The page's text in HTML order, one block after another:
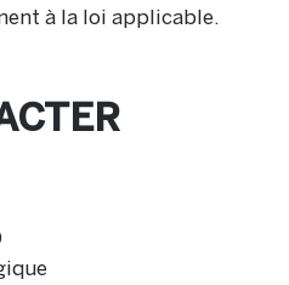
à la loi applicable.